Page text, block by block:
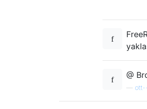
@
ott--